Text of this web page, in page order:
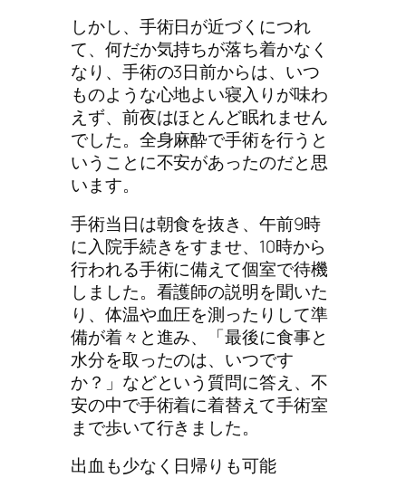
しかし、手術日が近づくにつれ
て、何だか気持ちが落ち着かなく
なり、手術の3日前からは、いつ
ものような心地よい寝入りが味わ
えず、前夜はほとんど眠れません
でした。全身麻酔で手術を行うと
いうことに不安があったのだと思
います。
手術当日は朝食を抜き、午前9時
に入院手続きをすませ、10時から
行われる手術に備えて個室で待機
しました。看護師の説明を聞いた
り、体温や血圧を測ったりして準
備が着々と進み、「最後に食事と
水分を取ったのは、いつです
か？」などという質問に答え、不
安の中で手術着に着替えて手術室
まで歩いて行きました。
出血も少なく日帰りも可能